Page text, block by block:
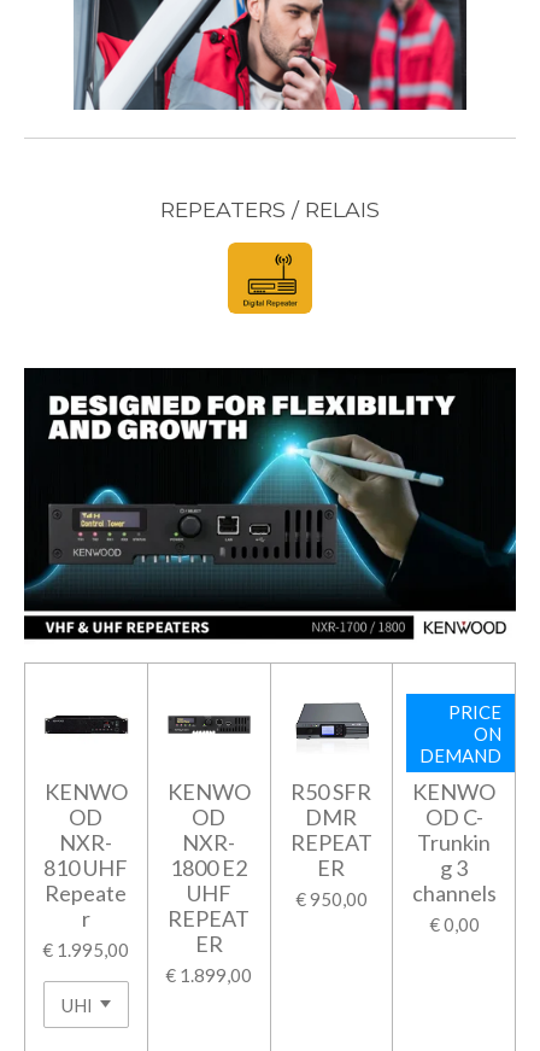
REPEATERS / RELAIS
KENWO
OD
NXR-
810 UHF
Repeate
r
€ 1.995,00
KENWO
OD
NXR-
1800 E2
UHF
REPEAT
ER
€ 1.899,00
R50 SFR
DMR
REPEAT
ER
€ 950,00
PRICE
ON
DEMAND
KENWO
OD C-
Trunkin
g 3
channels
€ 0,00